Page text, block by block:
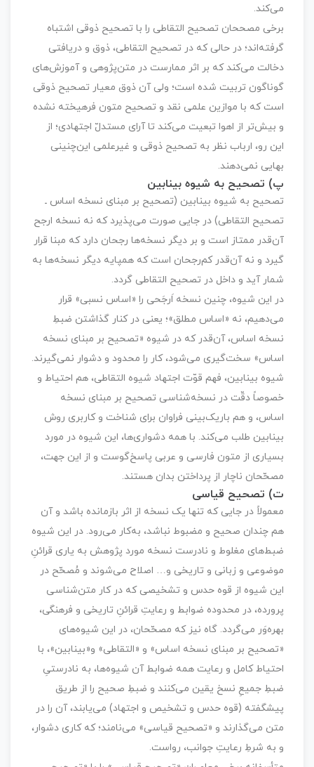
می‌کند.
برخی مصححان تصحیح التقاطی را با تصحیح ذوقی اشتباه
گرفته‌اند؛ در حالی که در تصحیح التقاطی، ذوق و دریافتی
دخالت می‌کند که بر اثر ممارست در متن‌پژوهی و آموزش‌های
گوناگون تربیت شده است؛ ولی آن ذوق معیار تصحیح ذوقی
است که با موازین علمی نقد و تصحیح متون فرهیخته نشده
و بیش‌تر از اهوا تبعیت می‌کند تا آرای مستدلّ اجتهادی؛ از
این رو، ارباب نظر به تصحیح ذوقی و غیرعلمی این‌چنینی
بهایی نمی‌دهند.
پ) تصحیح به شیوه بینابین
تصحیح به شیوه بینابین (تصحیح بر مبنای نسخه اساس ـ
تصحیح التقاطی) در جایی صورت می‌پذیرد که نه نسخه ارجح
آن‌قدر ممتاز است و بر دیگر نسخه‌ها رجحان دارد که مبنا قرار
گیرد و نه آن‌قدر کم‌رجحان است که همپایه دیگر نسخه‌ها به
شمار‌ آید و داخل در تصحیح التقاطی گردد.
در این شیوه، چنین نسخه اَرجَحی را «اساس نسبی» قرار
می‌دهیم، نه «اساس مطلق»؛ یعنی در کنار گذاشتن ضبطِ
نسخه اساس، آن‌قدر که در شیوه «تصحیح بر مبنای نسخه
اساس» سخت‌گیری می‌شود، کار را محدود و دشوار نمی‌گیرند.
شیوه بینابین، فهم قوّت اجتهاد شیوه التقاطی، هم احتیاط و
خصوصاً دقّت در نسخه‌شناسی تصحیح بر مبنای نسخه
اساس، و هم باریک‌بینی فراوان برای شناخت و کاربری روش
بینابین طلب می‌کند. با همه دشواری‌ها، این شیوه در مورد
بسیاری از متون فارسی و عربی پاسخ‌گوست و از این جهت،
مصحّحان ناچار از پرداختن بدان هستند.
ت) تصحیح قیاسی
معمولاً در جایی که تنها یک نسخه از اثر بازمانده باشد و آن
هم چندان صحیح و مضبوط نباشد، به‌کار می‌رود. در این شیوه
ضبط‌های مغلوط و نادرست نسخه مورد پژوهش به یاری قرائنِ
موضوعی و زبانی و تاریخی و… اصلاح می‌شوند و مُصحّح در
این شیوه از قوه حدس و تشخیصی که در کار متن‌شناسی
پرورده، در محدوده ضوابط و رعایتِ قرائنِ تاریخی و فرهنگی،
بهره‌وَر می‌گردد. گاه نیز که مصحّحان، در این شیوه‌های
«تصحیح بر مبنای نسخه اساس» و «التقاطی» و«بینابین»، با
احتیاط کامل و رعایت همه ضوابط آن شیوه‌ها، به نادرستیِ
ضبطِ جمیعِ نسخ یقین می‌کنند و ضبطِ صحیح را از طریق
پیشگفته (قوه حدس و تشخیص و اجتهاد) می‌یابند، آن را در
متن می‌گذارند و «تصحیح قیاسی» می‌نامند؛ که کاری دشوار،
و به شرطِ رعایتِ جوانب، رواست.